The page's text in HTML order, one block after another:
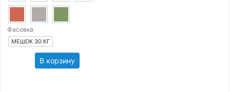
Фасовка
МЕШОК 30 КГ
В корзину